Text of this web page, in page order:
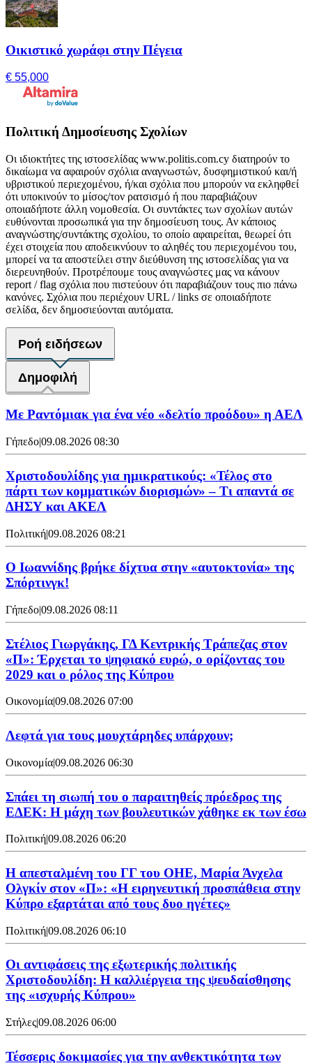
Οικιστικό χωράφι στην Πέγεια
€ 55,000
Πολιτική Δημοσίευσης Σχολίων
Οι ιδιοκτήτες της ιστοσελίδας www.politis.com.cy διατηρούν το
δικαίωμα να αφαιρούν σχόλια αναγνωστών, δυσφημιστικού και/ή
υβριστικού περιεχομένου, ή/και σχόλια που μπορούν να εκληφθεί
ότι υποκινούν το μίσος/τον ρατσισμό ή που παραβιάζουν
οποιαδήποτε άλλη νομοθεσία. Οι συντάκτες των σχολίων αυτών
ευθύνονται προσωπικά για την δημοσίευση τους. Αν κάποιος
αναγνώστης/συντάκτης σχολίου, το οποίο αφαιρείται, θεωρεί ότι
έχει στοιχεία που αποδεικνύουν το αληθές του περιεχομένου του,
μπορεί να τα αποστείλει στην διεύθυνση της ιστοσελίδας για να
διερευνηθούν. Προτρέπουμε τους αναγνώστες μας να κάνουν
report / flag σχόλια που πιστεύουν ότι παραβιάζουν τους πιο πάνω
κανόνες. Σχόλια που περιέχουν URL / links σε οποιαδήποτε
σελίδα, δεν δημοσιεύονται αυτόματα.
Ροή ειδήσεων
Δημοφιλή
Με Ραντόμιακ για ένα νέο «δελτίο προόδου» η ΑΕΛ
Γήπεδο|09.08.2026 08:30
Χριστοδουλίδης για ημικρατικούς: «Τέλος στο
πάρτι των κομματικών διορισμών» – Τι απαντά σε
ΔΗΣΥ και ΑΚΕΛ
Πολιτική|09.08.2026 08:21
Ο Ιωαννίδης βρήκε δίχτυα στην «αυτοκτονία» της
Σπόρτινγκ!
Γήπεδο|09.08.2026 08:11
Στέλιος Γιωργάκης, ΓΔ Κεντρικής Τράπεζας στον
«Π»: Έρχεται το ψηφιακό ευρώ, ο ορίζοντας του
2029 και ο ρόλος της Κύπρου
Οικονομία|09.08.2026 07:00
Λεφτά για τους μουχτάρηδες υπάρχουν;
Οικονομία|09.08.2026 06:30
Σπάει τη σιωπή του ο παραιτηθείς πρόεδρος της
ΕΔΕΚ: Η μάχη των βουλευτικών χάθηκε εκ των έσω
Πολιτική|09.08.2026 06:20
Η απεσταλμένη του ΓΓ του ΟΗΕ, Μαρία Άνχελα
Ολγκίν στον «Π»: «Η ειρηνευτική προσπάθεια στην
Κύπρο εξαρτάται από τους δυο ηγέτες»
Πολιτική|09.08.2026 06:10
Οι αντιφάσεις της εξωτερικής πολιτικής
Χριστοδουλίδη: Η καλλιέργεια της ψευδαίσθησης
της «ισχυρής Κύπρου»
Στήλες|09.08.2026 06:00
Τέσσερις δοκιμασίες για την ανθεκτικότητα των